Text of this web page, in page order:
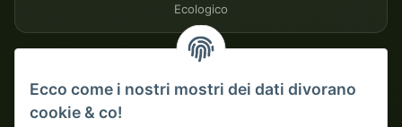
Ecologico
Su fattura
Ecco come i nostri mostri dei dati divorano
cookie & co!